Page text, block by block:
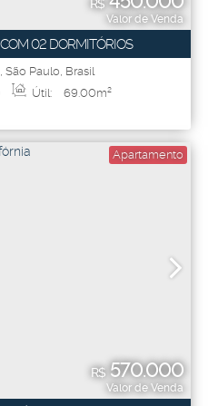
R$
Valor de Venda
02 DORMITÓRIOS
, São Paulo, Brasil
Útil: 69.00m²
Apartamento
R$570.000
Valor de Venda